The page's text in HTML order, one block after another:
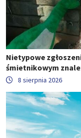
Nietypowe
śmietnikowym
8 sierpnia 2026